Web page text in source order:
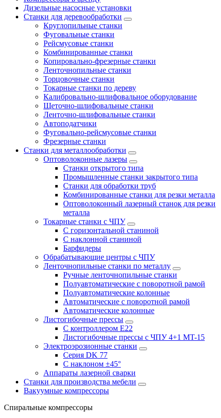
Дизельные насосные установки
Станки для деревообработки
Круглопильные станки
Фуговальные станки
Рейсмусовые станки
Комбинированные станки
Копировально-фрезерные станки
Ленточнопильные станки
Торцовочные станки
Токарные станки по дереву
Калибровально-шлифовальное оборудование
Щеточно-шлифовальные станки
Ленточно-шлифовальные станки
Автоподатчики
Фуговально-рейсмусовые станки
Фрезерные станки
Станки для металлообработки
Оптоволоконные лазеры
Станки открытого типа
Промышленные станки закрытого типа
Станки для обработки труб
Комбинированные станки для резки металла
Оптоволоконный лазерный станок для резки
металла
Токарные станки с ЧПУ
С горизонтальной станиной
С наклонной станиной
Барфидеры
Обрабатывающие центры с ЧПУ
Ленточнопильные станки по металлу
Ручные ленточнопильные станки
Полуавтоматические с поворотной рамой
Полуавтоматические колонные
Автоматические с поворотной рамой
Автоматические колонные
Листогибочные прессы
С контроллером E22
Листогибочные прессы с ЧПУ 4+1 MT-15
Электроэрозионные станки
Серия DK 77
С наклоном ±45°
Аппараты лазерной сварки
Станки для производства мебели
Вакуумные компрессоры
Спиральные компрессоры